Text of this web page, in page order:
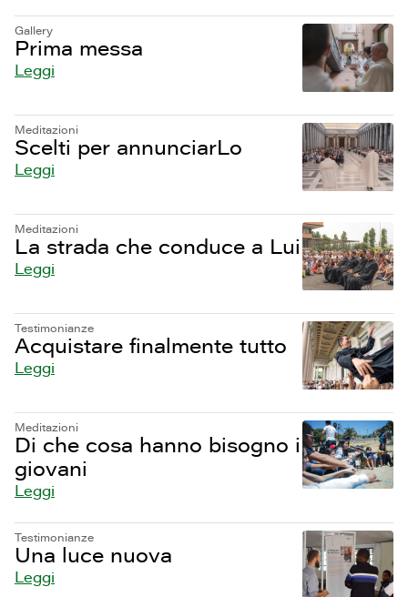
Gallery
Prima messa
Leggi
Meditazioni
Scelti per annunciarLo
Leggi
Meditazioni
La strada che conduce a Lui
Leggi
Testimonianze
Acquistare finalmente tutto
Leggi
Meditazioni
Di che cosa hanno bisogno i
giovani
Leggi
Testimonianze
Una luce nuova
Leggi